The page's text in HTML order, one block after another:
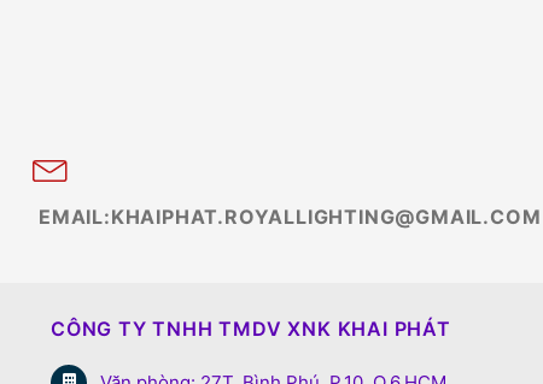
EMAIL:KHAIPHAT.ROYALLIGHTING@GMAIL.COM
CÔNG TY TNHH TMDV XNK KHAI PHÁT